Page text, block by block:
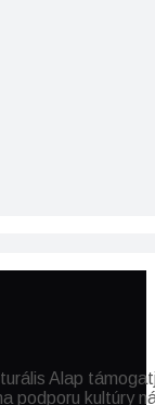
Alap
podporu kultúry